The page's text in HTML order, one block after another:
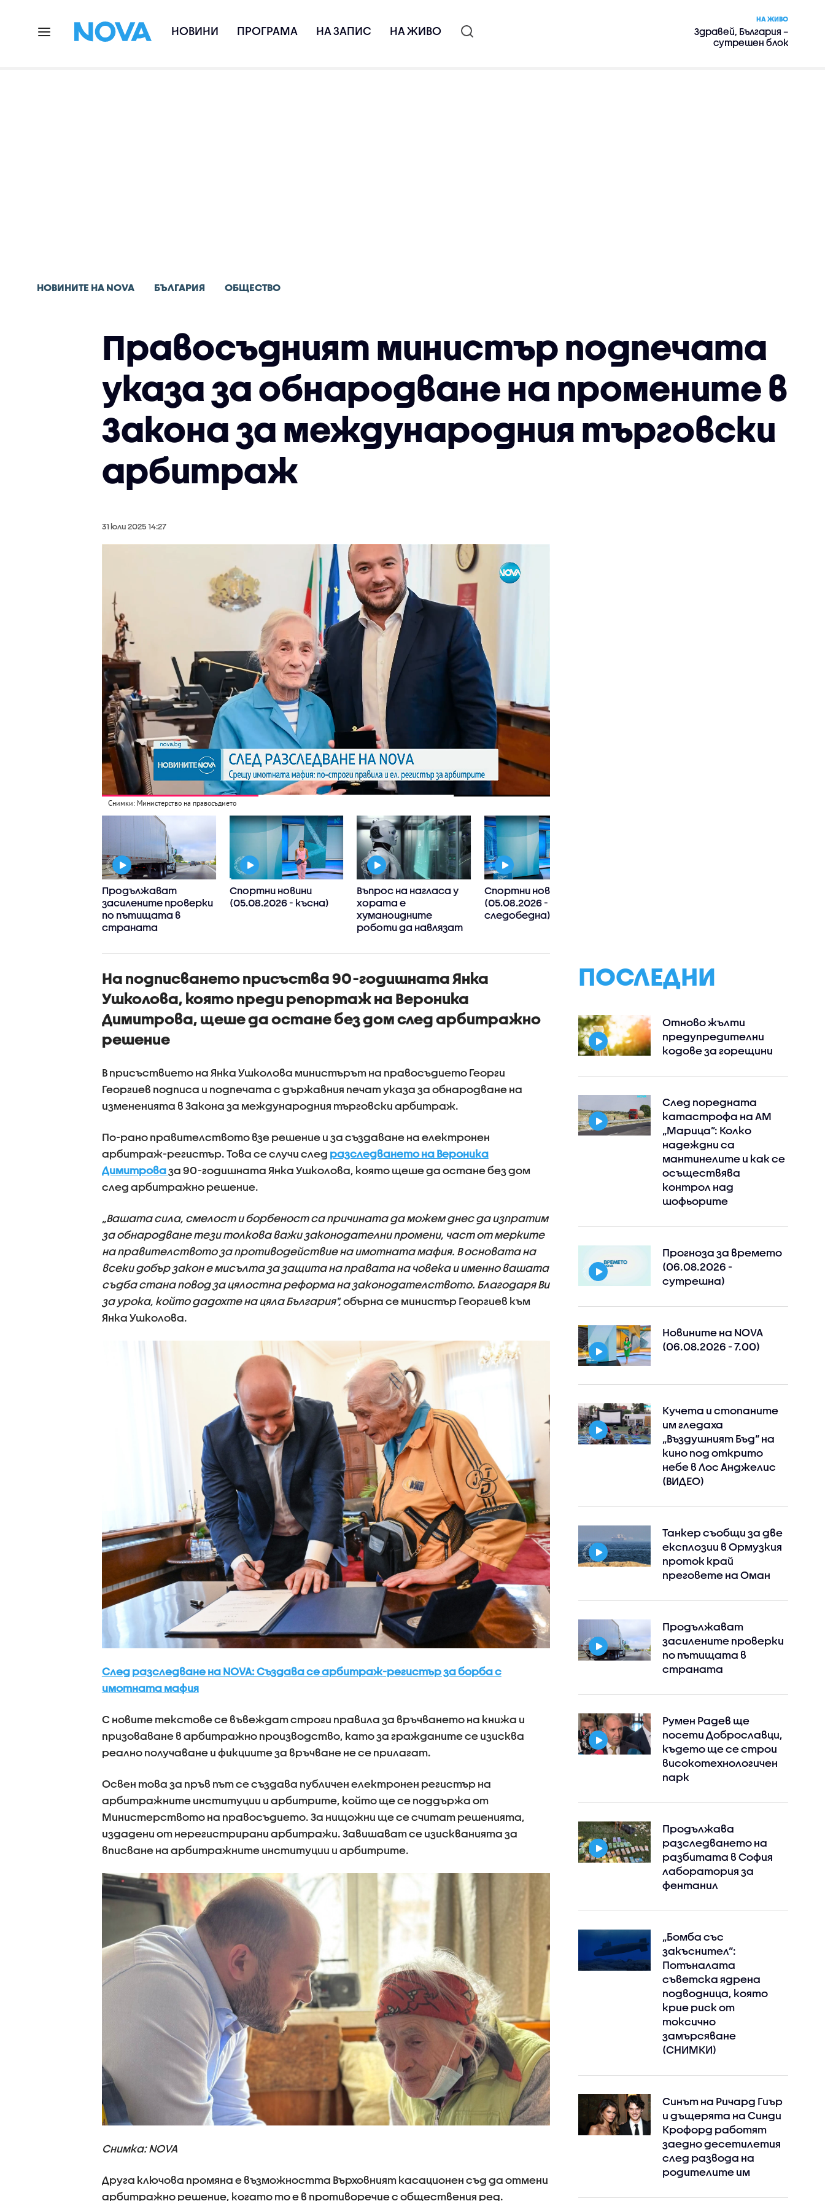
НОВИНИ ПРОГРАМА НА ЗАПИС НА ЖИВО
НА ЖИВО
Здравей, България –
сутрешен блок
НОВИНИТЕ НА NOVA БЪЛГАРИЯ ОБЩЕСТВО
Правосъдният министър подпечата
указа за обнародване на промените в
Закона за международния търговски
арбитраж
31 юли 2025 14:27
Снимки: Министерство на правосъдието
Продължават
засилените проверки
по пътищата в
страната
Спортни новини
(05.08.2026 - късна)
Въпрос на нагласа у
хората е
хуманоидните
роботи да навлязат
домакинствата,
Спортни новини
(05.08.2026 -
следобедна)
На подписването присъства 90-годишната Янка
Ушколова, която преди репортаж на Вероника
Димитрова, щеше да остане без дом след арбитражно
решение
В присъствието на Янка Ушколова министърът на правосъдието Георги
Георгиев подписа и подпечата с държавния печат указа за обнародване на
измененията в Закона за международния търговски арбитраж.
По-рано правителството взе решение и за създаване на електронен
арбитраж-регистър. Това се случи след разследването на Вероника
Димитроваза 90-годишната Янка Ушколова, която щеше да остане без дом
след арбитражно решение.
„Вашата сила, смелост и борбеност са причината да можем днес да изпратим
за обнародване тези толкова важи законодателни промени, част от мерките
на правителството за противодействие на имотната мафия. В основата на
всеки добър закон е мисълта за защита на правата на човека и именно вашата
съдба стана повод за цялостна реформа на законодателството. Благодаря Ви
за урока, който дадохте на цяла България",обърна се министър Георгиев към
Янка Ушколова.
След разследване на NOVA: Създава се арбитраж-регистър за борба с
имотната мафия
С новите текстове се въвеждат строги правила за връчването на книжа и
призоваване в арбитражно производство, като за гражданите се изисква
реално получаване и фикциите за връчване не се прилагат.
Освен това за пръв път се създава публичен електронен регистър на
арбитражните институции и арбитрите, който ще се поддържа от
Министерството на правосъдието. За нищожни ще се считат решенията,
издадени от нерегистрирани арбитражи. Завишават се изискванията за
вписване на арбитражните институции и арбитрите.
Снимка: NOVA
Друга ключова промяна е възможността Върховният касационен съд да отмени
арбитражно решение, когато то е в противоречие с обществения ред.
ПОСЛЕДНИ
Отново жълти
предупредителни
кодове за горещини
След поредната
катастрофа на АМ
„Марица”: Колко
надеждни са
мантинелите и как се
осъществява
контрол над
шофьорите
Прогноза за времето
(06.08.2026 -
сутрешна)
Новините на NOVA
(06.08.2026 - 7.00)
Кучета и стопаните
им гледаха
„Въздушният Бъд“ на
кино под открито
небе в Лос Анджелис
(ВИДЕО)
Танкер съобщи за две
експлозии в Ормузкия
проток край
преговете на Оман
Продължават
засилените проверки
по пътищата в
страната
Румен Радев ще
посети Доброславци,
където ще се строи
високотехнологичен
парк
Продължава
разследването на
разбитата в София
лаборатория за
фентанил
„Бомба със
закъснител“:
Потъналата
съветска ядрена
подводница, която
крие риск от
токсично
замърсяване
(СНИМКИ)
Синът на Ричард Гиър
и дъщерята на Синди
Крофорд работят
заедно десетилетия
след развода на
родителите им